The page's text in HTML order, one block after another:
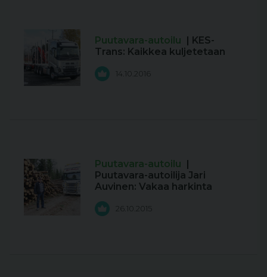
Puutavara-autoilu | KES-
Trans: Kaikkea kuljetetaan
14.10.2016
Puutavara-autoilu |
Puutavara-autoilija Jari
Auvinen: Vakaa harkinta
26.10.2015